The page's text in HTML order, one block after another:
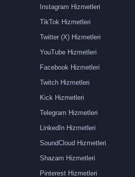
Instagram Hizmetleri
TikTok Hizmetleri
Twitter (X) Hizmetleri
YouTube Hizmetleri
Facebook Hizmetleri
Twitch Hizmetleri
Kick Hizmetleri
Telegram Hizmetleri
LinkedIn Hizmetleri
SoundCloud Hizmetleri
Shazam Hizmetleri
Pinterest Hizmetleri